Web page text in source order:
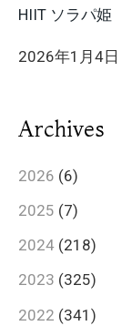
HIIT ソラパ姫
2026年1月4日
Archives
2026 (6)
2025 (7)
2024 (218)
2023 (325)
2022 (341)